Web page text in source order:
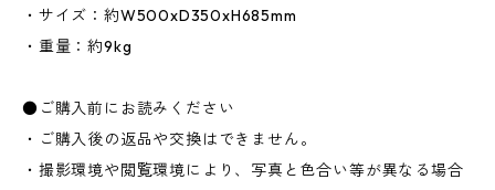
・サイズ：約W500xD350xH685mm
・重量：約9kg
●ご購入前にお読みください
・ご購入後の返品や交換はできません。
・撮影環境や閲覧環境により、写真と色合い等が異なる場合